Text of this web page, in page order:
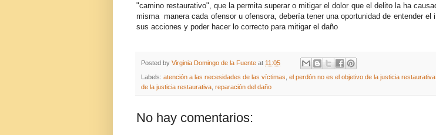
"camino restaurativo", que la permita superar o mitigar el dolor que el delito la ha
misma manera cada ofensor u ofensora, debería tener una oportunidad de entender el
sus acciones y poder hacer lo correcto para mitigar el daño
Posted by Virginia Domingo de la Fuente at 11:05
Labels: atención a las necesidades de las víctimas el perdón no es el objetivo de la justicia restaurativa
de la justicia restaurativa reparación del daño
No hay comentarios: